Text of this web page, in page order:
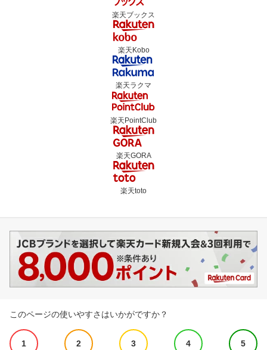
楽天ブックス
楽天Kobo
楽天ラクマ
楽天PointClub
楽天GORA
楽天toto
このページの使いやすさはいかがですか？
1 2 3 4 5